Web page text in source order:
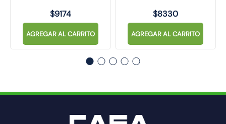
$9174
AGREGAR AL CARRITO
$8330
AGREGAR AL CARRITO